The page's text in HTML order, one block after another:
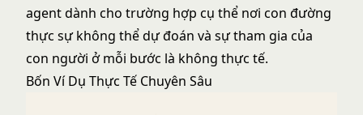
agent dành cho trường hợp cụ thể nơi con đường
thực sự không thể dự đoán và sự tham gia của
con người ở mỗi bước là không thực tế.
Bốn Ví Dụ Thực Tế Chuyên Sâu